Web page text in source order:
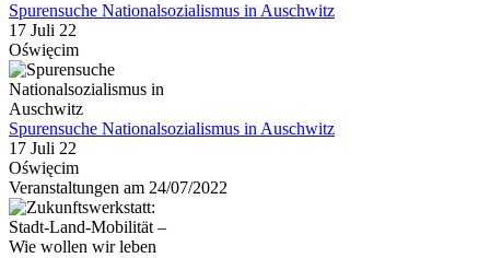
Spurensuche Nationalsozialismus in Auschwitz
17 Juli 22
Oświęcim
Spurensuche Nationalsozialismus in Auschwitz
17 Juli 22
Oświęcim
Veranstaltungen am 24/07/2022